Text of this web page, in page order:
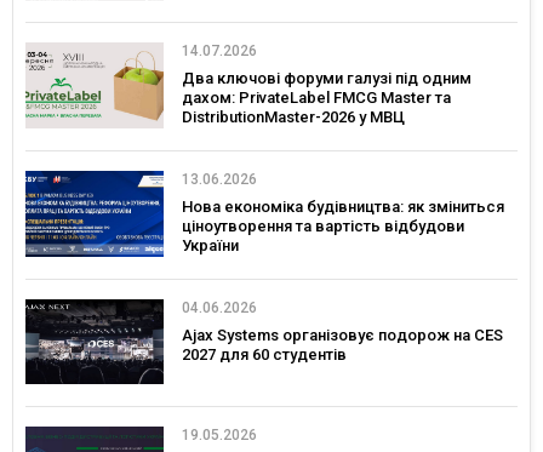
14.07.2026
Два ключові форуми галузі під одним
дахом: PrivateLabel FMCG Master та
DistributionMaster-2026 у МВЦ
13.06.2026
Нова економіка будівництва: як зміниться
ціноутворення та вартість відбудови
України
04.06.2026
Ajax Systems організовує подорож на CES
2027 для 60 студентів
19.05.2026